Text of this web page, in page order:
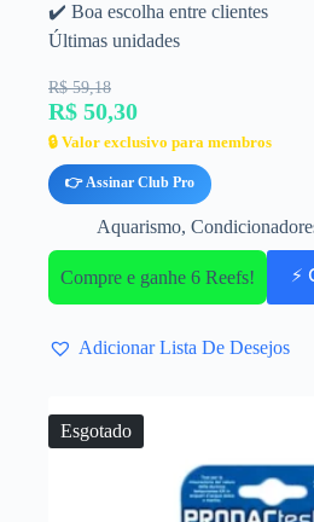
✔️ Boa escolha entre clientes
Últimas unidades
R$ 59,18
R$ 50,30
🔒 Valor exclusivo para membros
👉 Assinar Club Pro
Aquarismo,
Compre e ganhe 6 Reefs!
Adicionar Lista De Desejos
Esgotado